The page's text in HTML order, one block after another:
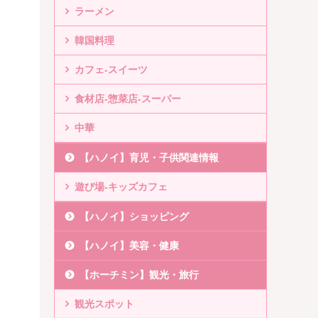
ラーメン
韓国料理
カフェ-スイーツ
食材店-惣菜店-スーパー
中華
【ハノイ】育児・子供関連情報
遊び場-キッズカフェ
【ハノイ】ショッピング
【ハノイ】美容・健康
【ホーチミン】観光・旅行
観光スポット